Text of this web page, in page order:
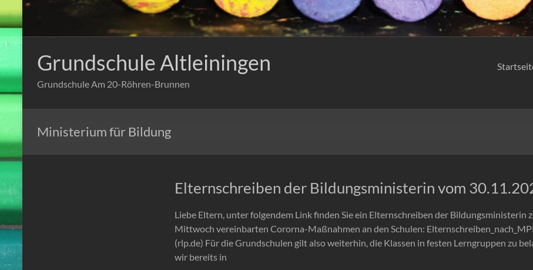
Grundschule Altleiningen
Grundschule Am 20-Röhren-Brunnen
Ministerium für Bildung
Elternschreiben der Bildungsministerin vom
Liebe Eltern, unter folgendem Link finden Sie ein Elternschreiben der Bildungsministerin
Mittwoch vereinbarten Cororna-Maßnahmen an den Schulen:
(rlp.de) Für die Grundschulen gilt also weiterhin, die Klassen in festen Lerngruppen zu
wir bereits in